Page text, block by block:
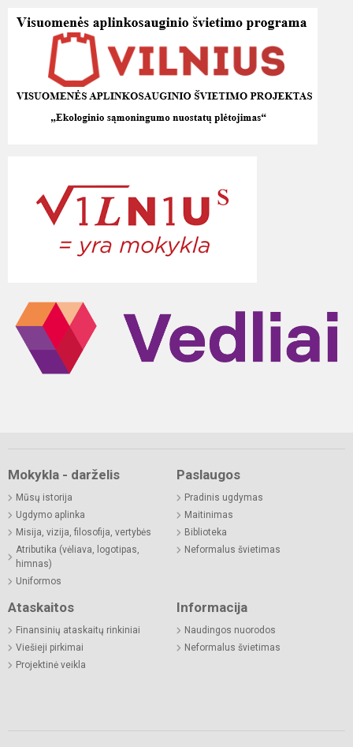
Mokykla - darželis
Mūsų istorija
Ugdymo aplinka
Misija, vizija, filosofija, vertybės
Atributika (vėliava, logotipas,
himnas)
Uniformos
Paslaugos
Pradinis ugdymas
Maitinimas
Biblioteka
Neformalus švietimas
Ataskaitos
Finansinių ataskaitų rinkiniai
Viešieji pirkimai
Projektinė veikla
Informacija
Naudingos nuorodos
Neformalus švietimas